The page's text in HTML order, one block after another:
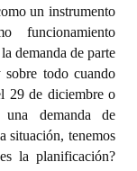
un instrumento
funcionamiento
demanda de parte
todo cuando
29 de diciembre o
demanda de
situación, tenemos
la planificación?